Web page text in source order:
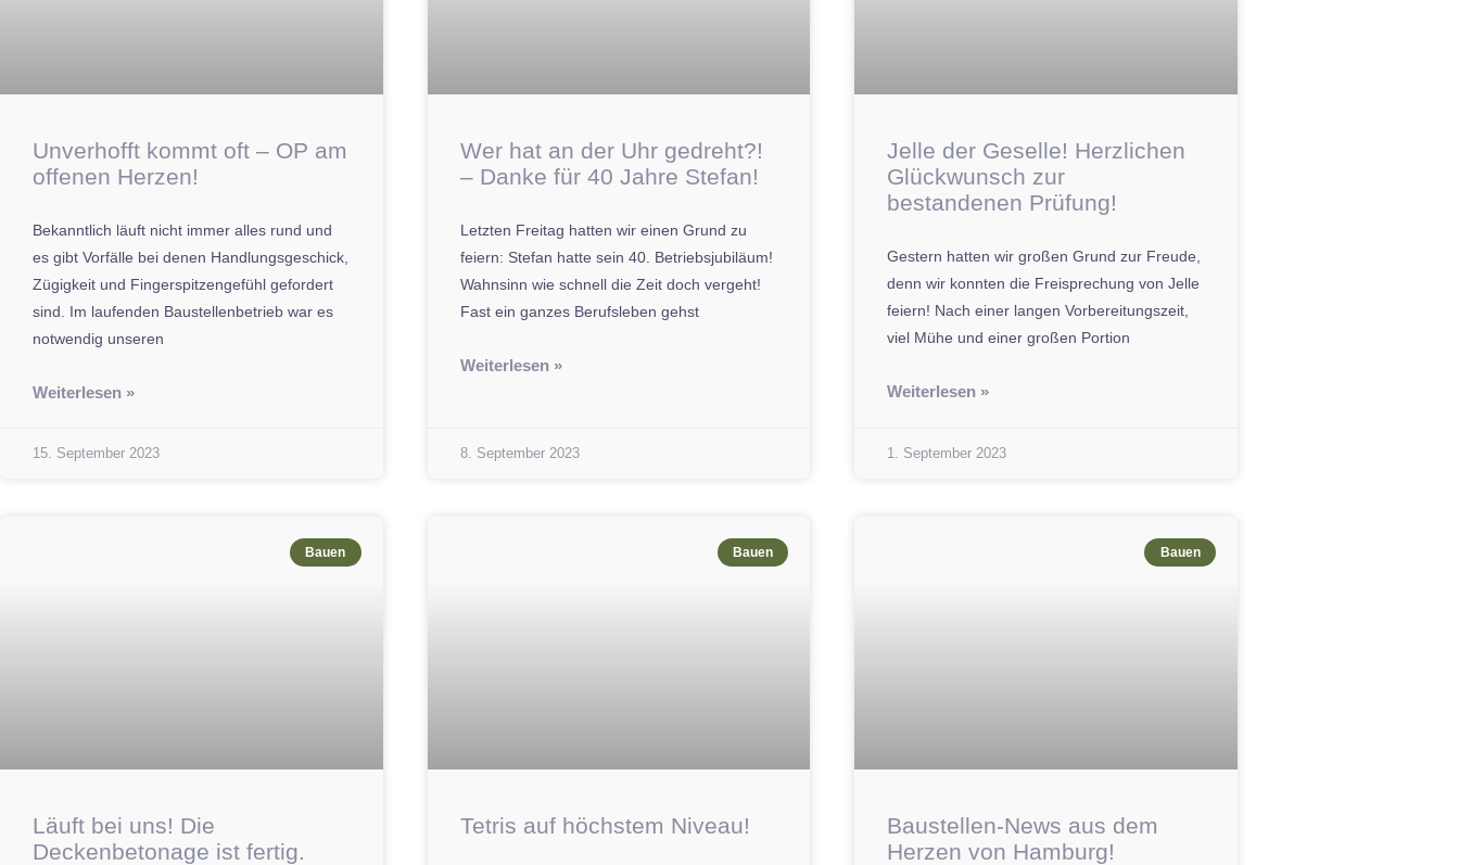
Unverhofft kommt oft – OP am
offenen Herzen!
Bekanntlich läuft nicht immer alles rund und
es gibt Vorfälle bei denen Handlungsgeschick,
Zügigkeit und Fingerspitzengefühl gefordert
sind. Im laufenden Baustellenbetrieb war es
notwendig unseren
Weiterlesen »
15. September 2023
Wer hat an der Uhr gedreht?!
– Danke für 40 Jahre Stefan!
Letzten Freitag hatten wir einen Grund zu
feiern: Stefan hatte sein 40. Betriebsjubiläum!
Wahnsinn wie schnell die Zeit doch vergeht!
Fast ein ganzes Berufsleben gehst
Weiterlesen »
8. September 2023
Jelle der Geselle! Herzlichen
Glückwunsch zur
bestandenen Prüfung!
Gestern hatten wir großen Grund zur Freude,
denn wir konnten die Freisprechung von Jelle
feiern! Nach einer langen Vorbereitungszeit,
viel Mühe und einer großen Portion
Weiterlesen »
1. September 2023
Bauen
Läuft bei uns! Die
Deckenbetonage ist fertig.
Bauen
Tetris auf höchstem Niveau!
Bauen
Baustellen-News aus dem
Herzen von Hamburg!